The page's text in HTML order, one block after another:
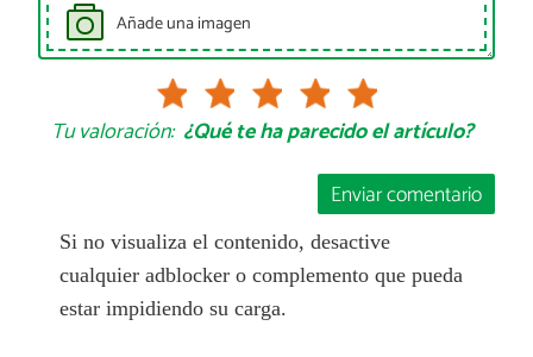
Añade una imagen
Tu valoración: ¿Qué te ha parecido el artículo?
Enviar comentario
Si no visualiza el contenido, desactive
cualquier adblocker o complemento que pueda
estar impidiendo su carga.